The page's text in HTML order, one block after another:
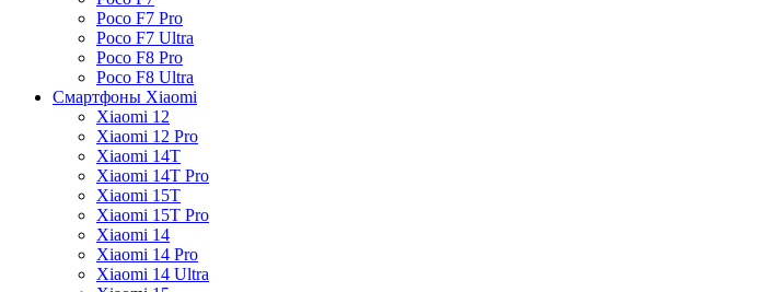
Poco F7 Pro
Poco F7 Ultra
Poco F8 Pro
Poco F8 Ultra
Смартфоны Xiaomi
Xiaomi 12
Xiaomi 12 Pro
Xiaomi 14T
Xiaomi 14T Pro
Xiaomi 15T
Xiaomi 15T Pro
Xiaomi 14
Xiaomi 14 Pro
Xiaomi 14 Ultra